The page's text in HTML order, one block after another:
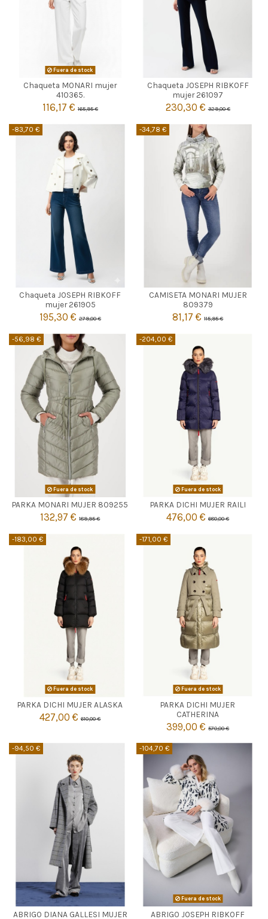
Fuera de stock
Chaqueta MONARI mujer
410365.
116,17 €165,95 €
 Agotado
Chaqueta JOSEPH RIBKOFF
mujer 261097
230,30 €329,00 €
AZUL MARINO
48

Añadir al carrito
-83,70 €
Chaqueta JOSEPH RIBKOFF
mujer 261905
195,30 €279,00 €
CRUDO
S
 Añadir al carrito
-34,78 €
CAMISETA MONARI MUJER
809379
81,17 €115,95 €
VERDE MENTA
46

Añadir al carrito
-56,98 €
Fuera de stock
PARKA MONARI MUJER 809255
132,97 €189,95 €
 Agotado
-204,00 €
Fuera de stock
PARKA DICHI MUJER RAILI
476,00 €680,00 €
 Agotado
-183,00 €
Fuera de stock
PARKA DICHI MUJER ALASKA
427,00 €610,00 €

-171,00 €
Fuera de stock
PARKA DICHI MUJER
CATHERINA
399,00 €570,00 €
 Agotado
-94,50 €
ABRIGO DIANA GALLESI MUJER
GRIS
-104,70 €
Fuera de stock
ABRIGO JOSEPH RIBKOFF